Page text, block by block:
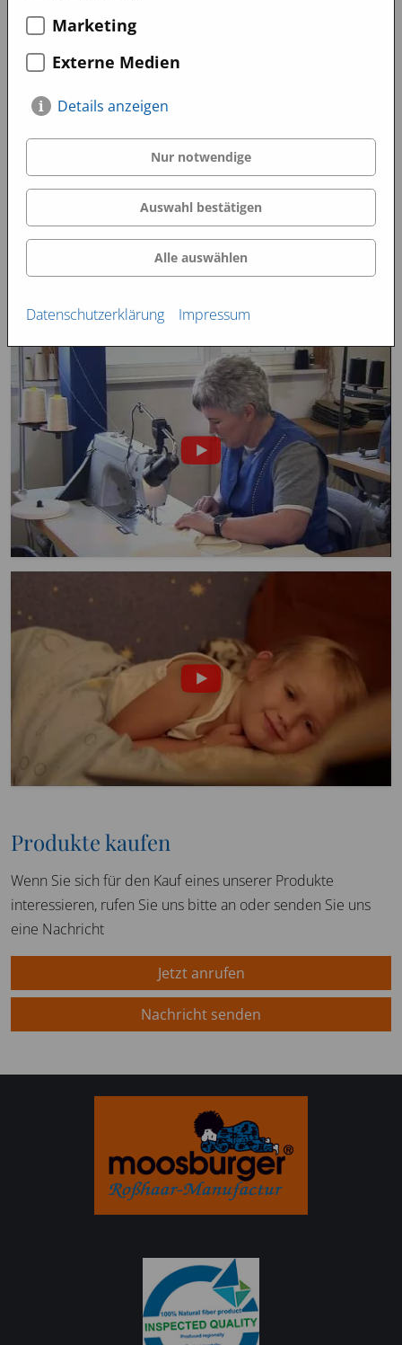
Untermatratzen
Systeme Sonstiges
Image Filme
Produkte kaufen
Wenn Sie sich für den Kauf eines unserer Produkte
interessieren, rufen Sie uns bitte an oder senden Sie uns
eine Nachricht
Jetzt anrufen
Nachricht senden
Marketing
Externe Medien
Details anzeigen
Nur notwendige
Auswahl bestätigen
Alle auswählen
Datenschutzerklärung Impressum